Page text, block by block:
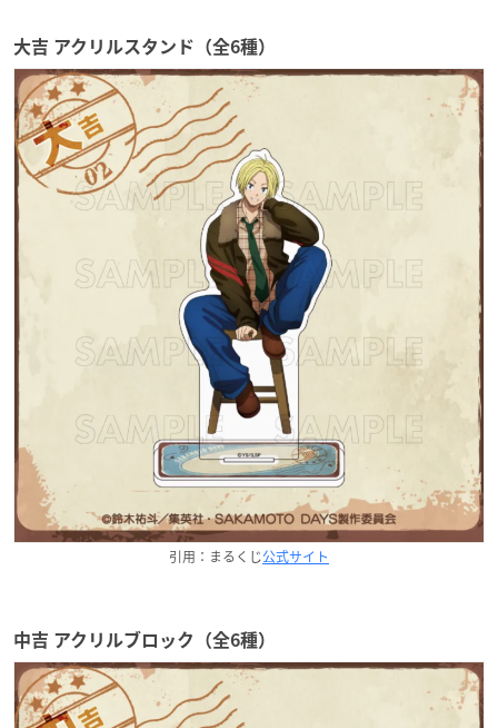
大吉 アクリルスタンド（全6種）
引用：まるくじ公式サイト
中吉 アクリルブロック（全6種）